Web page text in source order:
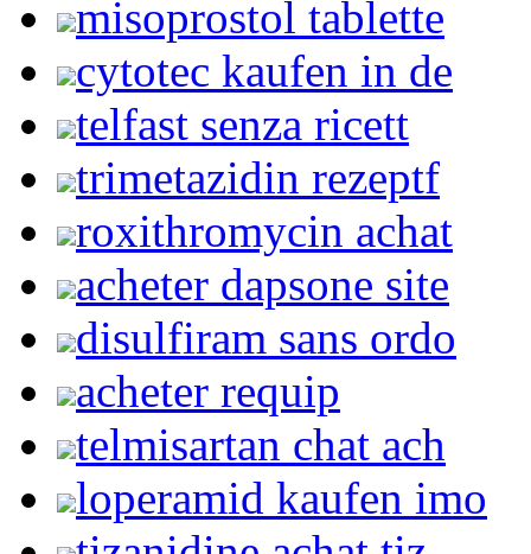
misoprostol tablette
cytotec kaufen in de
telfast senza ricett
trimetazidin rezeptf
roxithromycin achat
acheter dapsone site
disulfiram sans ordo
acheter requip
telmisartan chat ach
loperamid kaufen imo